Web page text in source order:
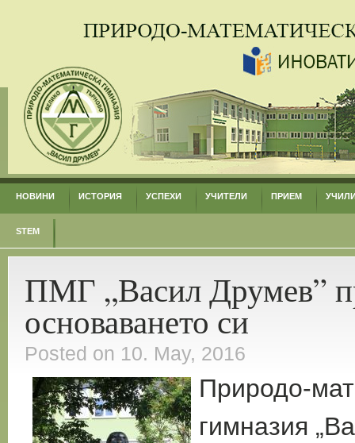
НОВИНИ ИСТОРИЯ УСПЕХИ УЧИТЕЛИ ПРИЕМ
STEM
ПМГ „Васил Друмев”
основаването си
Posted on 10. May, 2016
Природо-
гимназия